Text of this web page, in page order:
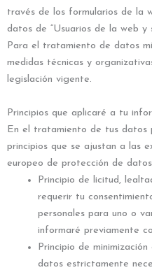
través de los formularios de la
datos de “Usuarios de la web y
Para el tratamiento de datos
medidas técnicas y
legislación vigente.
Principios que aplicaré a tu
En el tratamiento de tus datos
principios que se ajustan a las
europeo de protección de
Principio de licitud,
requerir tu
personales para uno o
informaré previamente
Principio de
datos estrictamente